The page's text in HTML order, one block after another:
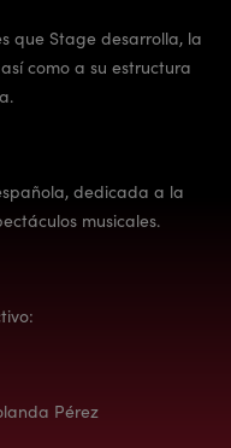
que Stage desarrolla, la
como a su estructura
dedicada a la
musicales.
Pérez